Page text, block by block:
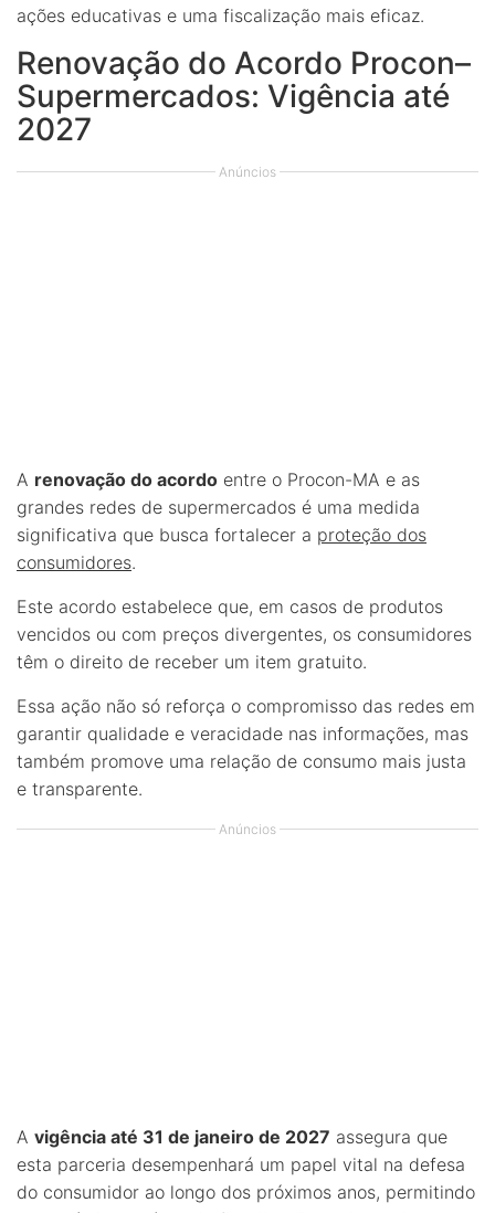
ações educativas e uma fiscalização mais eficaz.
Renovação do Acordo Procon–
Supermercados: Vigência até
2027
Anúncios
A renovação do acordo entre o Procon-MA e as
grandes redes de supermercados é uma medida
significativa que busca fortalecer a proteção dos
consumidores.
Este acordo estabelece que, em casos de produtos
vencidos ou com preços divergentes, os consumidores
têm o direito de receber um item gratuito.
Essa ação não só reforça o compromisso das redes em
garantir qualidade e veracidade nas informações, mas
também promove uma relação de consumo mais justa
e transparente.
Anúncios
A vigência até 31 de janeiro de 2027 assegura que
esta parceria desempenhará um papel vital na defesa
do consumidor ao longo dos próximos anos, permitindo